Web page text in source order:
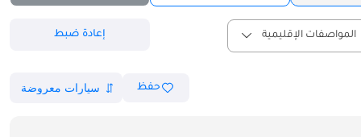
المواصفات الإقليمية إعادة ضبط
حفظ